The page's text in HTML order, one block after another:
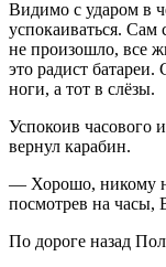
Видимо с ударом в
успокаиваться. Сам
не произошло, все
это радист
ноги, а тот в слёзы.
Успокоив часового
вернул карабин.
— Хорошо, никому
посмотрев на часы,
По дороге назад